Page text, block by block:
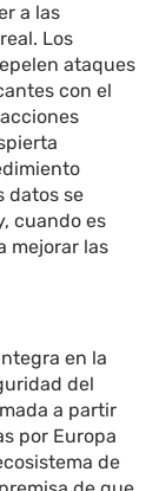
a las
Los
ataques
con el
datos se
cuando es
mejorar las
en la
del
a partir
por Europa
de